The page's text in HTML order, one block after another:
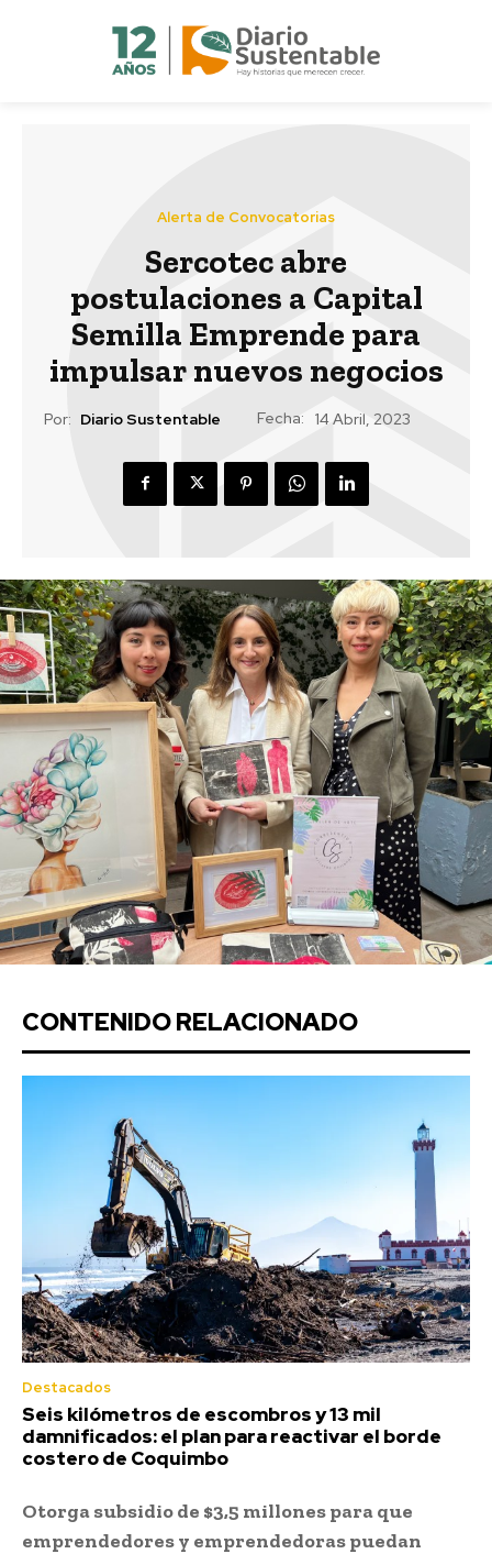
Alerta de Convocatorias
Sercotec abre
postulaciones a Capital
Semilla Emprende para
impulsar nuevos negocios
Por: Diario Sustentable Fecha: 14 Abril, 2023
CONTENIDO RELACIONADO
Destacados
Seis kilómetros de escombros y 13 mil
damnificados: el plan para reactivar el borde
costero de Coquimbo
Otorga subsidio de $3,5 millones para que
emprendedores y emprendedoras puedan